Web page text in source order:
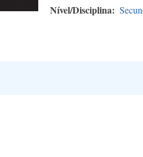
Nível/Disciplina